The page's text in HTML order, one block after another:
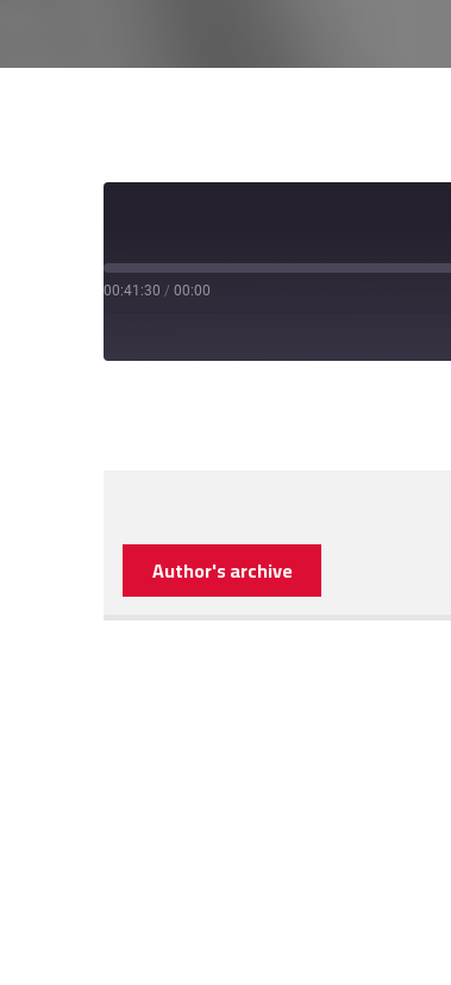
00:00
/
00:41:30
Author's archive